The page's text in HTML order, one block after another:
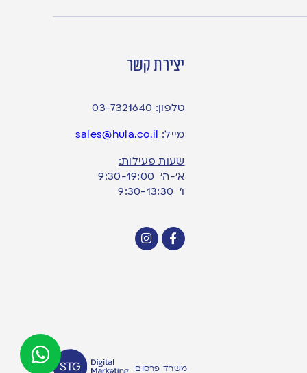
יצירת קשר
טלפון: 03-7321640
מייל: sales@hula.co.il
שעות פעילות:
א’-ה’ 9:30-19:00
ו׳ 9:30-13:30
משרד פרסום